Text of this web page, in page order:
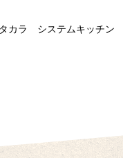
タカラ システムキッチン